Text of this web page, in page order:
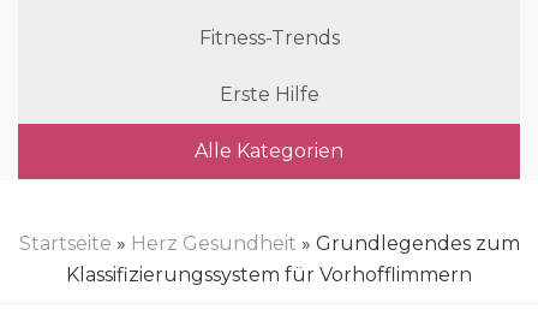
Fitness-Trends
Erste Hilfe
Alle Kategorien
Startseite » Herz Gesundheit » Grundlegendes zum
Klassifizierungssystem für Vorhofflimmern